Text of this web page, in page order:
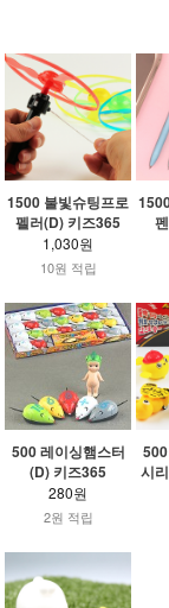
1500 불빛슈팅프로
펠러(D) 키즈365
1,030원
10원 적립
500 레이싱햄스터
(D) 키즈365
280원
2원 적립
시